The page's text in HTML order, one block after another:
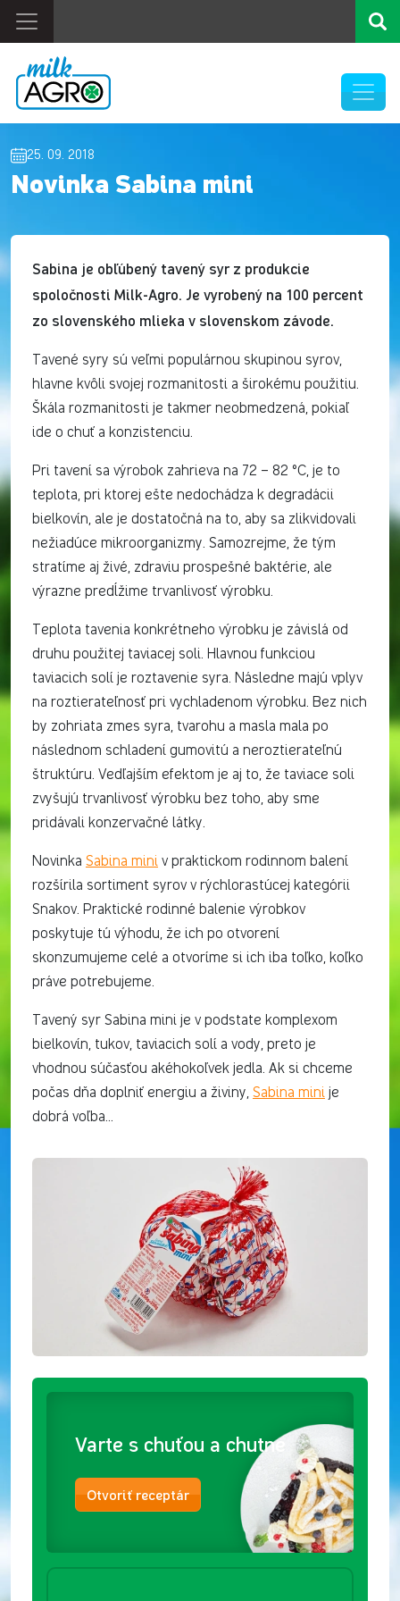
25. 09. 2018
Novinka Sabina mini
Sabina je obľúbený tavený syr z produkcie
spoločnosti Milk-Agro. Je vyrobený na 100 percent
zo slovenského mlieka v slovenskom závode.
Tavené syry sú veľmi populárnou skupinou syrov,
hlavne kvôli svojej rozmanitosti a širokému použitiu.
Škála rozmanitosti je takmer neobmedzená, pokiaľ
ide o chuť a konzistenciu.
Pri tavení sa výrobok zahrieva na 72 – 82 °C, je to
teplota, pri ktorej ešte nedochádza k degradácii
bielkovín, ale je dostatočná na to, aby sa zlikvidovali
nežiadúce mikroorganizmy. Samozrejme, že tým
stratíme aj živé, zdraviu prospešné baktérie, ale
výrazne predĺžime trvanlivosť výrobku.
Teplota tavenia konkrétneho výrobku je závislá od
druhu použitej taviacej soli. Hlavnou funkciou
taviacich solí je roztavenie syra. Následne majú vplyv
na roztierateľnosť pri vychladenom výrobku. Bez nich
by zohriata zmes syra, tvarohu a masla mala po
následnom schladení gumovitú a neroztierateľnú
štruktúru. Vedľajším efektom je aj to, že taviace soli
zvyšujú trvanlivosť výrobku bez toho, aby sme
pridávali konzervačné látky.
Novinka Sabina mini v praktickom rodinnom balení
rozšírila sortiment syrov v rýchlorastúcej kategórii
Snakov. Praktické rodinné balenie výrobkov
poskytuje tú výhodu, že ich po otvorení
skonzumujeme celé a otvoríme si ich iba toľko, koľko
práve potrebujeme.
Tavený syr Sabina mini je v podstate komplexom
bielkovín, tukov, taviacich solí a vody, preto je
vhodnou súčasťou akéhokoľvek jedla. Ak si chceme
počas dňa doplniť energiu a živiny, Sabina mini je
dobrá voľba…
Varte s chuťou a chutne
Otvoriť receptár